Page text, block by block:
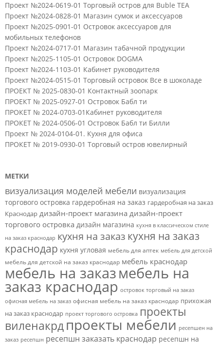
Проект №2024-0619-01 Торговый остров для Buble TEA
Проект №2024-0828-01 Магазин сумок и аксессуаров
Проект №2025-0901-01 Островок аксессуаров для
мобильных телефонов
Проект №2024-0717-01 Магазин табачной продукции
Проект №2025-1105-01 Островок DOGMA
Проект №2024-1103-01 Кабинет руководителя
Проект №2024-0515-01 Торговый островок Все в шоколаде
ПРОЕКТ № 2025-0830-01 Контактный зоопарк
ПРОЕКТ № 2025-0927-01 Островок Бабл ти
ПРОКЕТ № 2024-0703-01Кабинет руководителя
ПРОКЕТ № 2024-0506-01 Островок Бабл ти Билли
Проект № 2024-0104-01. Кухня для офиса
ПРОКЕТ № 2019-0930-01 Торговый остров ювелирный
МЕТКИ
визуализация моделей мебели визуализация
торгового островка гардеробная на заказ гардеробная на заказ
Краснодар дизайн-проект магазина дизайн-проект
торгового островка дизайн магазина кухня в классическом стиле
на заказ краснодар кухня на заказ кухня на заказ
краснодар кухня угловая мебель для аптек мебель для детской
мебель для детской на заказ краснодар мебель краснодар
мебель на заказмебель на
заказ краснодар островок торговый на заказ
офисная мебель на заказ офисная мебель на заказ краснодар прихожая
на заказ краснодар проект торгового островка проекты
виленакрдпроекты мебели ресепшен на
заказ ресепшн ресепшн заказать краснодар ресепшн на